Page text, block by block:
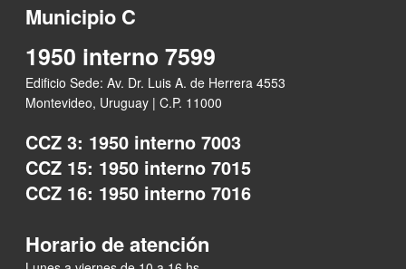
Municipio C
1950 interno 7599
Edificio Sede: Av. Dr. Luis A. de Herrera 4553
Montevideo, Uruguay | C.P. 11000
CCZ 3: 1950 interno 7003
CCZ 15: 1950 interno 7015
CCZ 16: 1950 interno 7016
Horario de atención